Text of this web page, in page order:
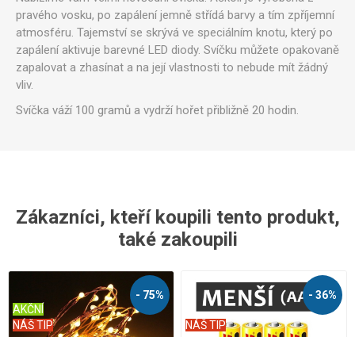
pravého vosku, po zapálení jemně střídá barvy a tím zpříjemní
atmosféru. Tajemství se skrývá ve speciálním knotu, který po
zapálení aktivuje barevné LED diody. Svíčku můžete opakovaně
zapalovat a zhasínat a na její vlastnosti to nebude mít žádný
vliv.
Svíčka váží 100 gramů a vydrží hořet přibližně 20 hodin.
Zákazníci, kteří koupili tento produkt,
také zakoupili
- 75%
NÁŠ TIP
AKČNÍ
- 36%
NÁŠ TIP